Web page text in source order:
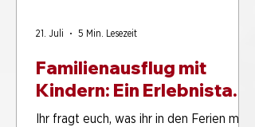
Familienausflug mit
Kindern: Ein Erlebnistag
im PS.SPEICHER
Ihr fragt euch, was ihr in den Ferien mit
21. Juli 5 Min. Lesezeit